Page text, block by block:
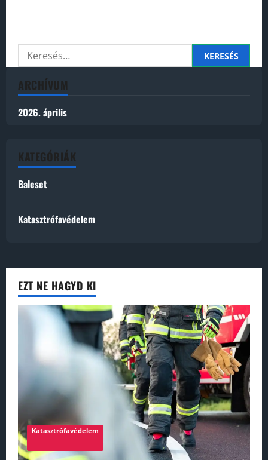
Keresés:
ARCHÍVUM
2026. április
KATEGÓRIÁK
Baleset
Katasztrófavédelem
EZT NE HAGYD KI
Katasztrófavédelem